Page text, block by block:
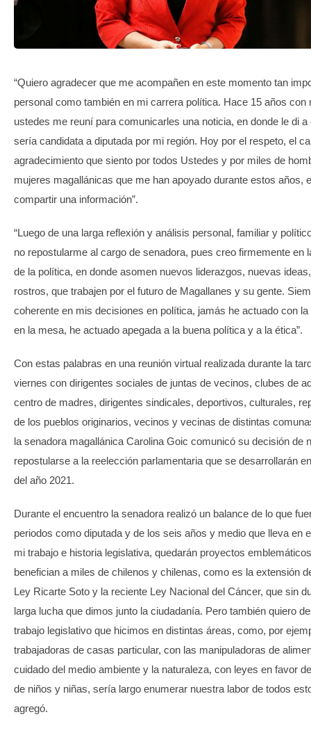
“Quiero agradecer que me acompañen en este momento tan
personal como también en mi carrera política. Hace 15 años con
ustedes me reuní para comunicarles una noticia, en donde le di
sería candidata a diputada por mi región. Hoy por el respeto, el
agradecimiento que siento por todos Ustedes y por miles de
mujeres magallánicas que me han apoyado durante estos años,
compartir una información”.
“Luego de una larga reflexión y análisis personal, familiar y
no repostularme al cargo de senadora, pues creo firmemente en
de la política, en donde asomen nuevos liderazgos, nuevas
rostros, que trabajen por el futuro de Magallanes y su gente.
coherente en mis decisiones en política, jamás he actuado con
en la mesa, he actuado apegada a la buena política y a la ética”.
Con estas palabras en una reunión virtual realizada durante la
viernes con dirigentes sociales de juntas de vecinos, clubes de
centro de madres, dirigentes sindicales, deportivos, culturales,
de los pueblos originarios, vecinos y vecinas de distintas
la senadora magallánica Carolina Goic comunicó su decisión de
repostularse a la reelección parlamentaria que se desarrollarán
del año 2021.
Durante el encuentro la senadora realizó un balance de lo que
periodos como diputada y de los seis años y medio que lleva en
mi trabajo e historia legislativa, quedarán proyectos
benefician a miles de chilenos y chilenas, como es la extensión
Ley Ricarte Soto y la reciente Ley Nacional del Cáncer, que sin
larga lucha que dimos junto la ciudadanía. Pero también quiero
trabajo legislativo que hicimos en distintas áreas, como, por
trabajadoras de casas particular, con las manipuladoras de
cuidado del medio ambiente y la naturaleza, con leyes en favor
de niños y niñas, sería largo enumerar nuestra labor de todos
agregó.